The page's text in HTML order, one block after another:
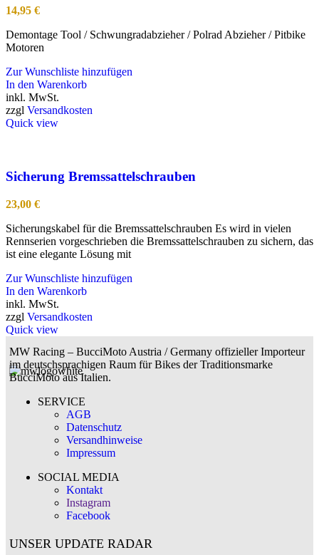
14,95 €
Demontage Tool / Schwungradabzieher / Polrad Abzieher / Pitbike
Motoren
Zur Wunschliste hinzufügen
In den Warenkorb
inkl. MwSt.
zzgl Versandkosten
Quick view
Sicherung Bremssattelschrauben
23,00 €
Sicherungskabel für die Bremssattelschrauben Es wird in vielen
Rennserien vorgeschrieben die Bremssattelschrauben zu sichern, das
ist eine elegante Lösung mit
Zur Wunschliste hinzufügen
In den Warenkorb
inkl. MwSt.
zzgl Versandkosten
Quick view
MW Racing – BucciMoto Austria / Germany offizieller Importeur
im deutschsprachigen Raum für Bikes der Traditionsmarke
BucciMoto aus Italien.
SERVICE
AGB
Datenschutz
Versandhinweise
Impressum
SOCIAL MEDIA
Kontakt
Instagram
Facebook
UNSER UPDATE RADAR